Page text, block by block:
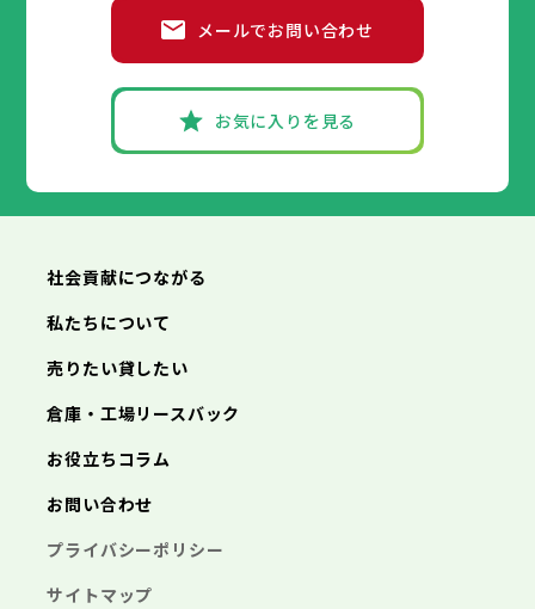
メールでお問い合わせ
お気に入りを見る
社会貢献につながる
私たちについて
売りたい貸したい
倉庫・工場リースバック
お役立ちコラム
お問い合わせ
プライバシーポリシー
サイトマップ